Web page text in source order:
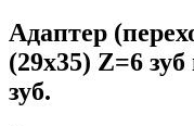
Адаптер
(29х35) Z=6
зуб.